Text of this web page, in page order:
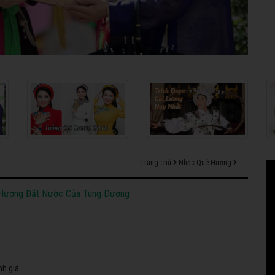
Trang chủ Nhạc Quê Hương
Đất Nước Của Tùng Dương
giá